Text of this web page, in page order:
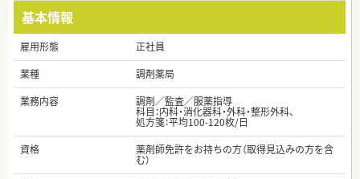
基本情報
雇用形態
正社員
業種
調剤薬局
業務内容
調剤／監査／服薬指導
科目：内科・消化器科・外科・整形外科、
処方箋：平均100-120枚/日
資格
薬剤師免許をお持ちの方（取得見込みの方を含
む）